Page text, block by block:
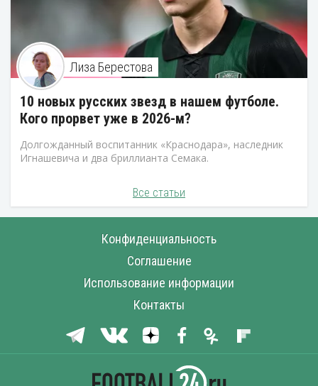
Лиза Берестова
10 новых русских звезд в нашем футболе.
Кого прорвет уже в 2026-м?
Долгожданный воспитанник «Краснодара», наследник
Игнашевича и два бриллианта Семака.
Все статьи
Конфиденциальность
Соглашение
Использование информации
Контакты